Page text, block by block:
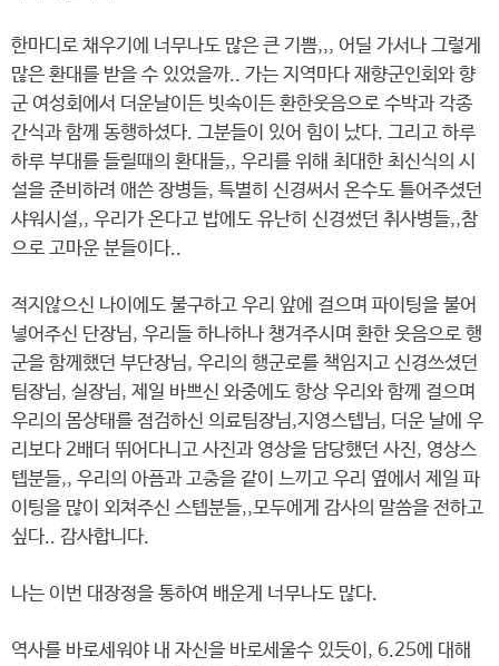
한마디로 채우기에 너무나도 많은 큰 기쁨,,, 어딜 가서나 그렇게
많은 환대를 받을 수 있었을까.. 가는 지역마다 재향군인회와 향
군 여성회에서 더운날이든 빗속이든 환한웃음으로 수박과 각종
간식과 함께 동행하셨다. 그분들이 있어 힘이 났다. 그리고 하루
하루 부대를 들릴때의 환대들,, 우리를 위해 최대한 최신식의 시
설을 준비하려 애쓴 장병들, 특별히 신경써서 온수도 틀어주셨던
샤워시설,, 우리가 온다고 밥에도 유난히 신경썼던 취사병들,,참
으로 고마운 분들이다..
적지않으신 나이에도 불구하고 우리 앞에 걸으며 파이팅을 불어
넣어주신 단장님, 우리들 하나하나 챙겨주시며 환한 웃음으로 행
군을 함께했던 부단장님, 우리의 행군로를 책임지고 신경쓰셨던
팀장님, 실장님, 제일 바쁘신 와중에도 항상 우리와 함께 걸으며
우리의 몸상태를 점검하신 의료팀장님,지영스텝님, 더운 날에 우
리보다 2배더 뛰어다니고 사진과 영상을 담당했던 사진, 영상스
텝분들,, 우리의 아픔과 고충을 같이 느끼고 우리 옆에서 제일 파
이팅을 많이 외쳐주신 스텝분들,,모두에게 감사의 말씀을 전하고
싶다.. 감사합니다.
나는 이번 대장정을 통하여 배운게 너무나도 많다.
역사를 바로세워야 내 자신을 바로세울수 있듯이, 6.25에 대해